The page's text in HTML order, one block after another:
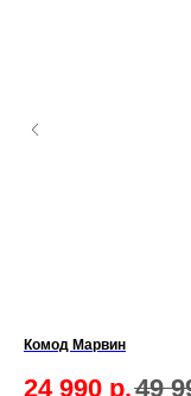
Комод Марвин
24 990 р.49